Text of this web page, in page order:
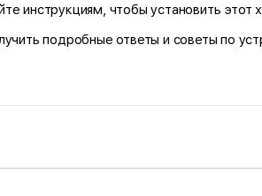
чтобы установить этот
подробные ответы и советы по